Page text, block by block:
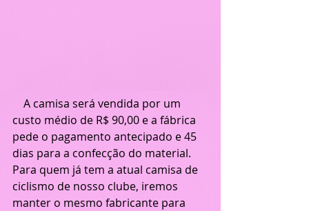
custo médio de R$ 90,00 e a fábrica
pede o pagamento antecipado e 45
dias para a confecção do material.
Para quem já tem a atual camisa de
ciclismo de nosso clube, iremos
manter o mesmo fabricante para